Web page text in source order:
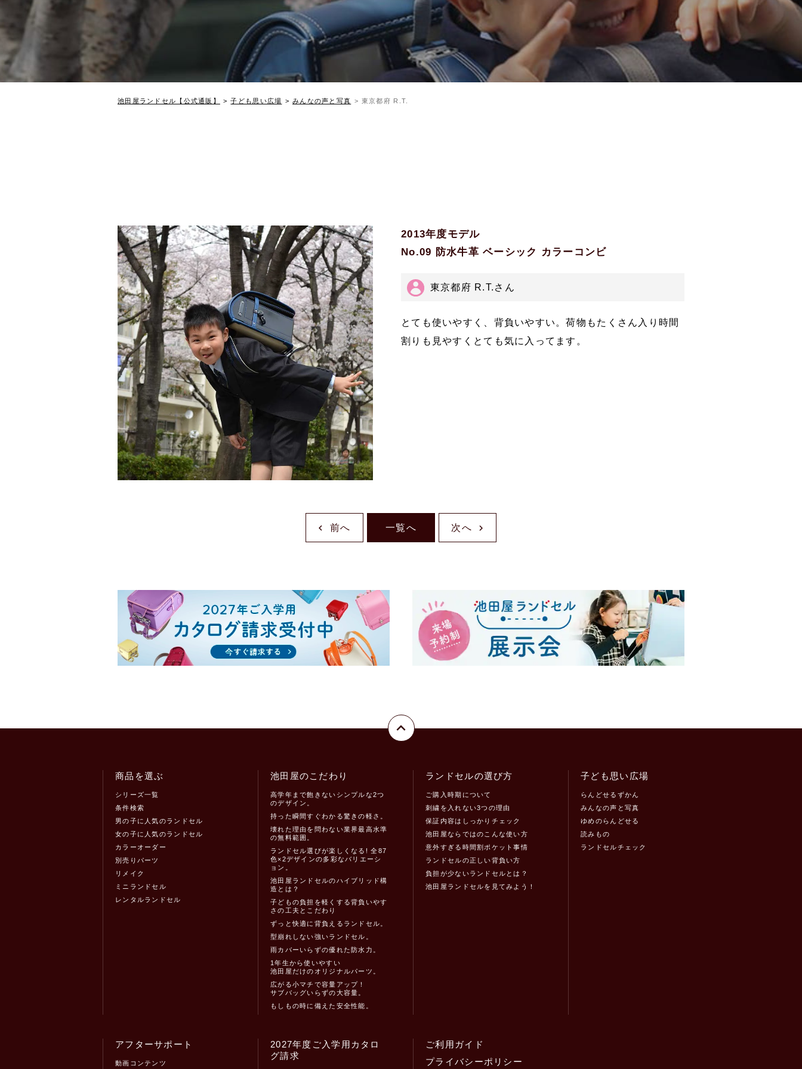
池田屋ランドセル【公式通販】 子ども思い広場 みんなの声と写真 東京都府 R.T.
2013年度モデル
No.09 防水牛革 ベーシック カラーコンビ
東京都府 R.T.さん
とても使いやすく、背負いやすい。荷物もたくさん入り時間
割りも見やすくとても気に入ってます。
前へ 次へ
一覧へ
商品を選ぶ
シリーズ一覧
条件検索
男の子に人気のランドセル
女の子に人気のランドセル
カラーオーダー
別売りパーツ
リメイク
ミニランドセル
レンタルランドセル
池田屋のこだわり
高学年まで飽きないシンプルな2つ
のデザイン。
持った瞬間すぐわかる驚きの軽さ。
壊れた理由を問わない業界最高水準
の無料範囲。
ランドセル選びが楽しくなる! 全87
色×2デザインの多彩なバリエーシ
ョン。
池田屋ランドセルのハイブリッド構
造とは？
子どもの負担を軽くする背負いやす
さの工夫とこだわり
ずっと快適に背負えるランドセル。
型崩れしない強いランドセル。
雨カバーいらずの優れた防水力。
1年生から使いやすい
池田屋だけのオリジナルパーツ。
広がる小マチで容量アップ！
サブバッグいらずの大容量。
もしもの時に備えた安全性能。
ランドセルの選び方
ご購入時期について
刺繍を入れない3つの理由
保証内容はしっかりチェック
池田屋ならではのこんな使い方
意外すぎる時間割ポケット事情
ランドセルの正しい背負い方
負担が少ないランドセルとは？
池田屋ランドセルを見てみよう！
子ども思い広場
らんどせるずかん
みんなの声と写真
ゆめのらんどせる
読みもの
ランドセルチェック
アフターサポート
動画コンテンツ
2027年度ご入学用カタロ
グ請求
ご利用ガイド
プライバシーポリシー